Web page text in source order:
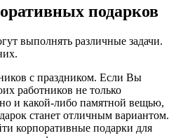
подарков
выполнять различные задачи.
с праздником. Если Вы
работников не только
и какой-либо памятной вещью,
станет отличным вариантом.
корпоративные подарки для